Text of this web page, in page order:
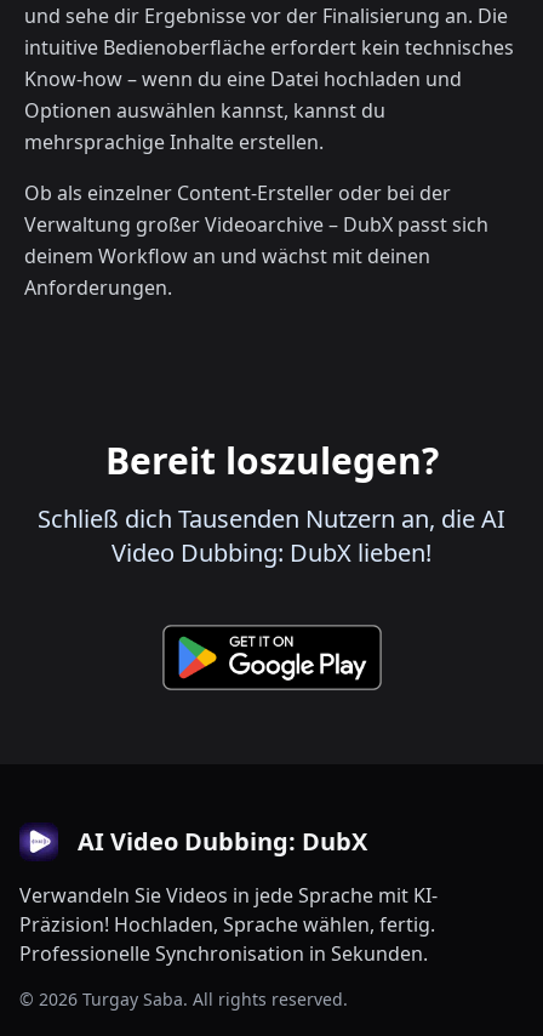
und sehe dir Ergebnisse vor der Finalisierung an. Die
intuitive Bedienoberfläche erfordert kein technisches
Know-how – wenn du eine Datei hochladen und
Optionen auswählen kannst, kannst du
mehrsprachige Inhalte erstellen.
Ob als einzelner Content-Ersteller oder bei der
Verwaltung großer Videoarchive – DubX passt sich
deinem Workflow an und wächst mit deinen
Anforderungen.
Bereit loszulegen?
Schließ dich Tausenden Nutzern an, die AI
Video Dubbing: DubX lieben!
AI Video Dubbing: DubX
Verwandeln Sie Videos in jede Sprache mit KI-
Präzision! Hochladen, Sprache wählen, fertig.
Professionelle Synchronisation in Sekunden.
© 2026 Turgay Saba. All rights reserved.